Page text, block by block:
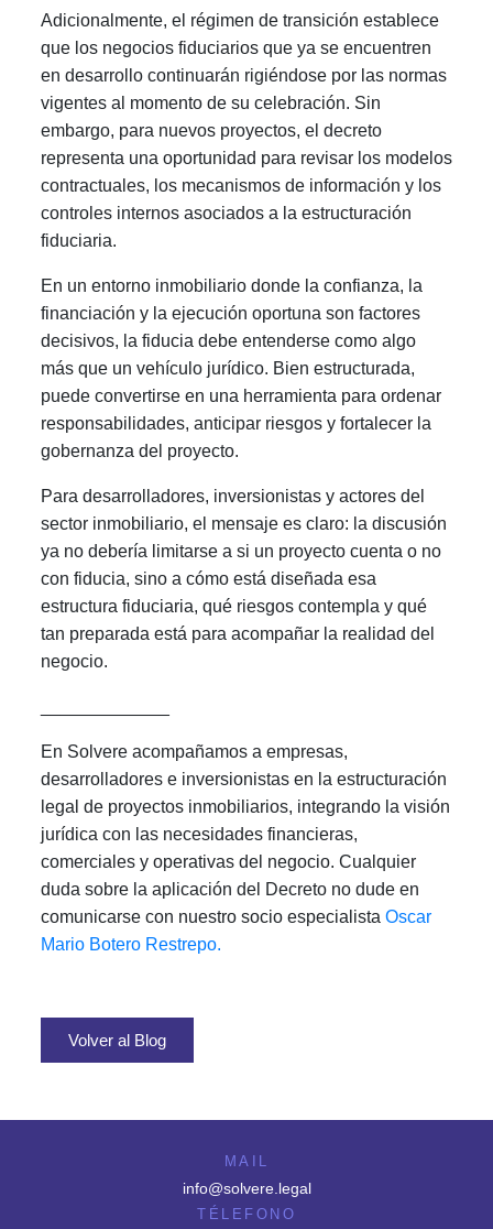
Adicionalmente, el régimen de transición establece
que los negocios fiduciarios que ya se encuentren
en desarrollo continuarán rigiéndose por las normas
vigentes al momento de su celebración. Sin
embargo, para nuevos proyectos, el decreto
representa una oportunidad para revisar los modelos
contractuales, los mecanismos de información y los
controles internos asociados a la estructuración
fiduciaria.
En un entorno inmobiliario donde la confianza, la
financiación y la ejecución oportuna son factores
decisivos, la fiducia debe entenderse como algo
más que un vehículo jurídico. Bien estructurada,
puede convertirse en una herramienta para ordenar
responsabilidades, anticipar riesgos y fortalecer la
gobernanza del proyecto.
Para desarrolladores, inversionistas y actores del
sector inmobiliario, el mensaje es claro: la discusión
ya no debería limitarse a si un proyecto cuenta o no
con fiducia, sino a cómo está diseñada esa
estructura fiduciaria, qué riesgos contempla y qué
tan preparada está para acompañar la realidad del
negocio.
En Solvere acompañamos a empresas,
desarrolladores e inversionistas en la estructuración
legal de proyectos inmobiliarios, integrando la visión
jurídica con las necesidades financieras,
comerciales y operativas del negocio. Cualquier
duda sobre la aplicación del Decreto no dude en
comunicarse con nuestro socio especialista Oscar
Mario Botero Restrepo.
Volver al Blog
MAIL
info@solvere.legal
TÉLEFONO